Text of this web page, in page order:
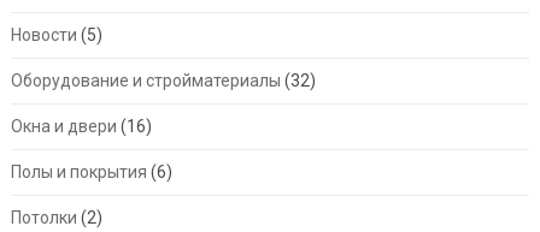
Новости (5)
Оборудование и стройматериалы (32)
Окна и двери (16)
Полы и покрытия (6)
Потолки (2)